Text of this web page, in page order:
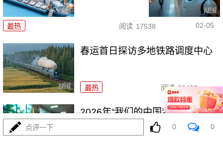
最热 阅读 17538 02-05
春运首日探访多地铁路调度中心
最热 阅读 30492
2026年“我们的中国梦——文化进
点评一下 0 0